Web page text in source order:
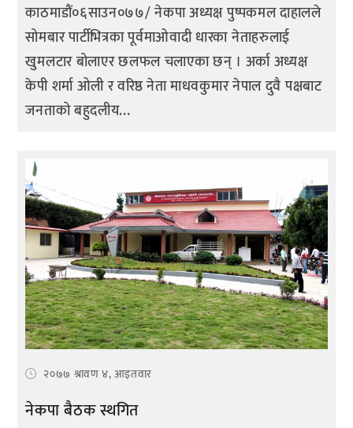
काठमाडौं०६साउन०७७/ नेकपा अध्यक्ष पुष्पकमल दाहालले
सोमबार पार्टीभित्रका पूर्वमाओवादी धारका नेताहरुलाई
खुमलटार बोलाएर छलफल चलाएका छन् । अर्का अध्यक्ष
केपी शर्मा ओली र वरिष्ठ नेता माधवकुमार नेपाल दुवै पक्षबाट
जनताको बहुदलीय...
२०७७ श्रावण ४, आइतवार
नेकपा बैठक स्थगित